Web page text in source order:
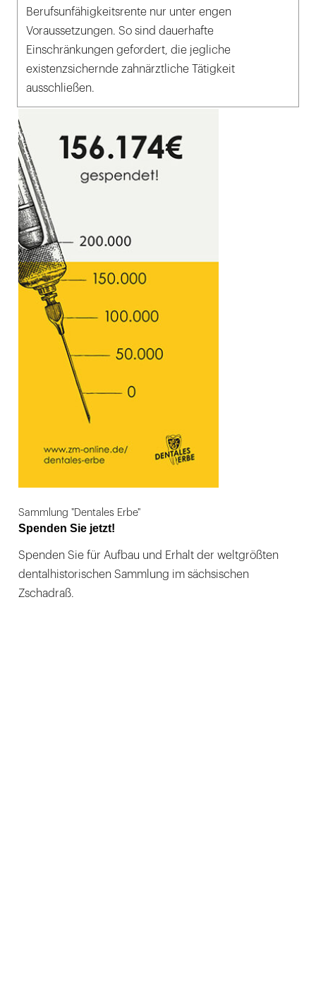
Berufsunfähigkeitsrente nur unter engen
Voraussetzungen. So sind dauerhafte
Einschränkungen gefordert, die jegliche
existenzsichernde zahnärztliche Tätigkeit
ausschließen.
Sammlung "Dentales Erbe"
Spenden Sie jetzt!
Spenden Sie für Aufbau und Erhalt der weltgrößten
dentalhistorischen Sammlung im sächsischen
Zschadraß.